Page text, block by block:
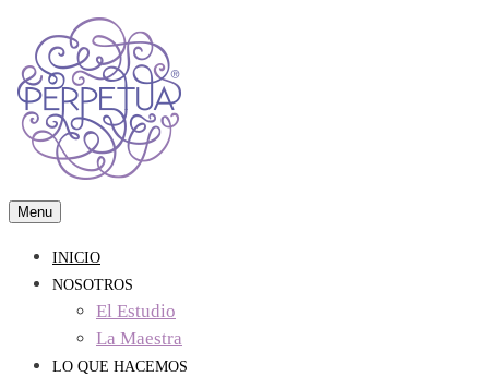
content
Perpetua Studio
visual arts & crafts studio
Menu
INICIO
NOSOTROS
El Estudio
La Maestra
LO QUE HACEMOS